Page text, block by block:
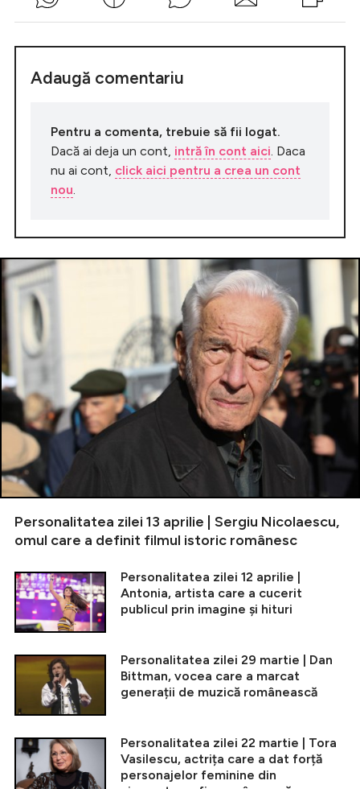
Adaugă comentariu
Pentru a comenta, trebuie să fii logat.
Dacă ai deja un cont, intră în cont aici. Daca
nu ai cont, click aici pentru a crea un cont
nou.
Personalitatea zilei 13 aprilie | Sergiu Nicolaescu,
omul care a definit filmul istoric românesc
Personalitatea zilei 12 aprilie |
Antonia, artista care a cucerit
publicul prin imagine și hituri
Personalitatea zilei 29 martie | Dan
Bittman, vocea care a marcat
generații de muzică românească
Personalitatea zilei 22 martie | Tora
Vasilescu, actrița care a dat forță
personajelor feminine din